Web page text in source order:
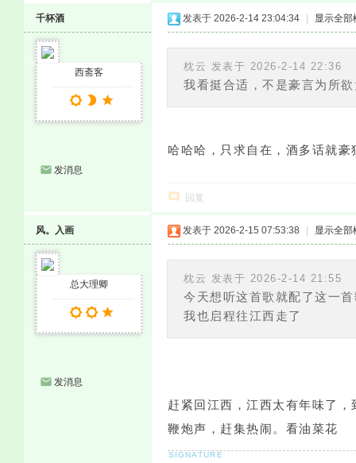
千杯酒
西斋客
发消息
发表于 2026-2-14 23:04:34 显示全部
枕云 发表于 2026-2-14 22:36
我看挺合适，不是豪言为所
哈哈哈，只求自在，酒多话就豪
回复
风。入画
总大理卿
发消息
发表于 2026-2-15 07:53:38 显示全部
枕云 发表于 2026-2-14 21:55
今天想听这首歌就配了这一
我也启程往江西走了
赶紧回江西，江西太有年味了
鞭炮声，赶集热闹。看油菜花